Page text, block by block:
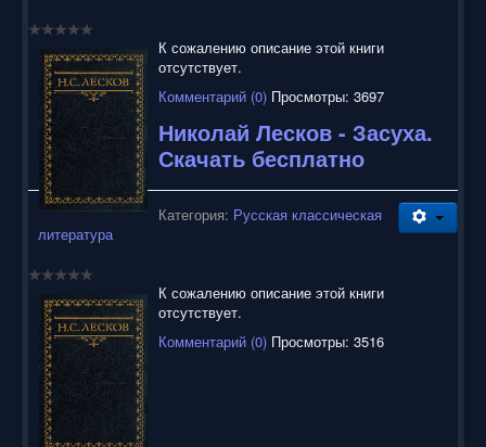
К сожалению описание этой книги
отсутствует.
Комментарий (0) Просмотры: 3697
Николай Лесков - Засуха.
Скачать бесплатно
Категория: Русская классическая
литература
К сожалению описание этой книги
отсутствует.
Комментарий (0) Просмотры: 3516